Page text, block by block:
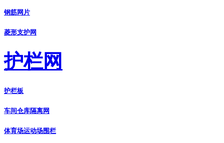
钢筋网片
菱形支护网
护栏网
护栏板
车间仓库隔离网
体育场运动场围栏